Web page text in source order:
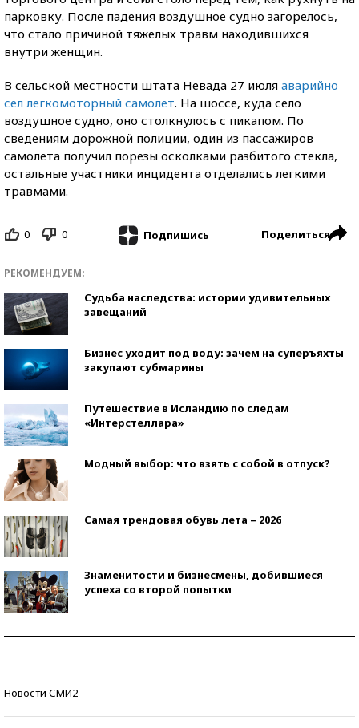
парковку. После падения воздушное судно загорелось,
что стало причиной тяжелых травм находившихся
внутри женщин.
В сельской местности штата Невада 27 июля аварийно
сел легкомоторный самолет. На шоссе, куда село
воздушное судно, оно столкнулось с пикапом. По
сведениям дорожной полиции, один из пассажиров
самолета получил порезы осколками разбитого стекла,
остальные участники инцидента отделались легкими
травмами.
0 0 Подпишись Поделиться
РЕКОМЕНДУЕМ:
Судьба наследства: истории удивительных
завещаний
Бизнес уходит под воду: зачем на суперъяхты
закупают субмарины
Путешествие в Исландию по следам
«Интерстеллара»
Модный выбор: что взять с собой в отпуск?
Самая трендовая обувь лета – 2026
Знаменитости и бизнесмены, добившиеся
успеха со второй попытки
Новости СМИ2